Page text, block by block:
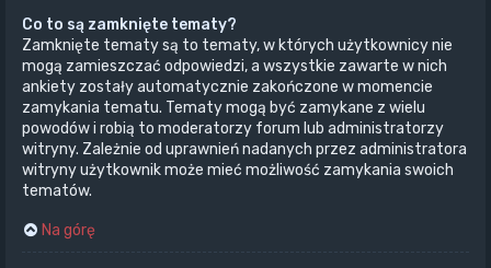
Co to są zamknięte tematy?
Zamknięte tematy są to tematy, w których użytkownicy nie
mogą zamieszczać odpowiedzi, a wszystkie zawarte w nich
ankiety zostały automatycznie zakończone w momencie
zamykania tematu. Tematy mogą być zamykane z wielu
powodów i robią to moderatorzy forum lub administratorzy
witryny. Zależnie od uprawnień nadanych przez administratora
witryny użytkownik może mieć możliwość zamykania swoich
tematów.
Na górę